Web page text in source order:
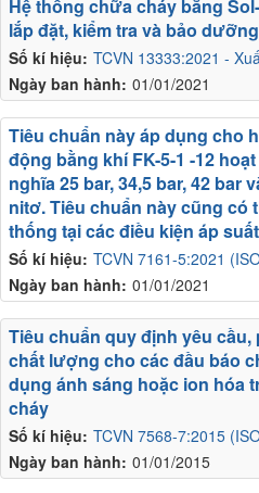
Số kí hiệu: TCVN 13333:2021 -
Ngày ban hành: 01/01/2021
Hệ thống chữa cháy bằng
lắp đặt, kiểm tra và bảo
Số kí hiệu: TCVN 7161-5:2021
Ngày ban hành: 01/01/2021
Tiêu chuẩn này áp dụng cho
động bằng khí FK-5-1 -12
nghĩa 25 bar, 34,5 bar, 42 bar
nitơ. Tiêu chuẩn này cũng có
thống tại các điều kiện áp
Số kí hiệu: TCVN 7568-7:2015
Ngày ban hành: 01/01/2015
Tiêu chuẩn quy định yêu
chất lượng cho các đầu báo
dụng ánh sáng hoặc ion hóa
cháy